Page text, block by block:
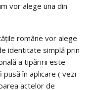
vor alege una din
române vor alege
identitate simplă prin
a tipăririi este
în aplicare ( vezi
actelor de